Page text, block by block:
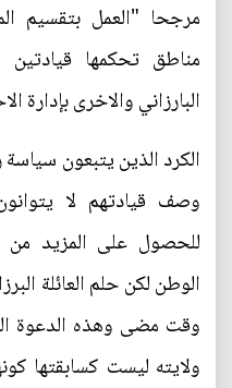
مرجحا "العمل بتقسيم
مناطق تحكمها قيادتين
البارزاني والاخرى بإدارة
الكرد الذين يتبعون
وصف قيادتهم لا
للحصول على المزيد
الوطن لكن حلم العائلة
وقت مضى وهذه الدعوة
ولايته ليست كسابقتها